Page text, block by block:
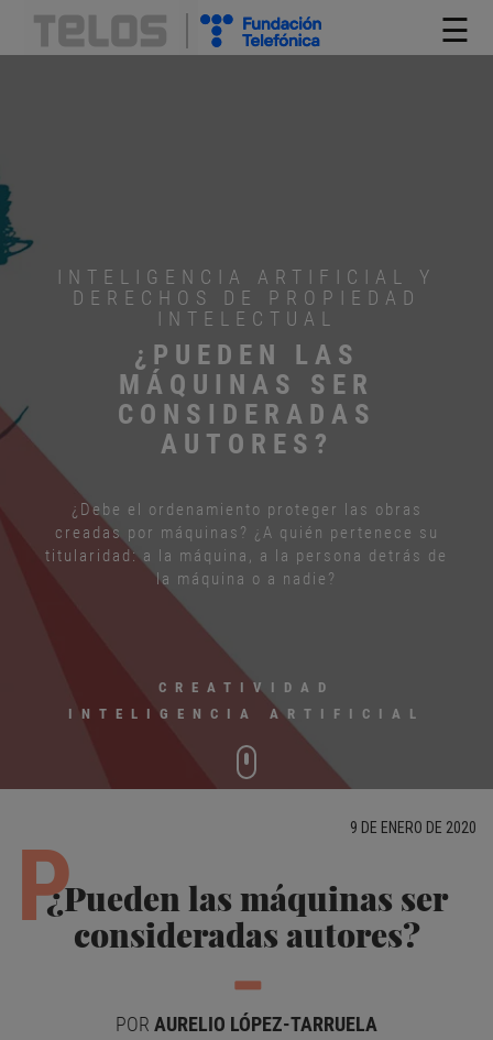
☰
INTELIGENCIA ARTIFICIAL Y
DERECHOS DE PROPIEDAD
INTELECTUAL
¿PUEDEN LAS
MÁQUINAS SER
CONSIDERADAS
AUTORES?
¿Debe el ordenamiento proteger las obras
creadas por máquinas? ¿A quién pertenece su
titularidad: a la máquina, a la persona detrás de
la máquina o a nadie?
CREATIVIDAD
INTELIGENCIA ARTIFICIAL
9 DE ENERO DE 2020
P¿Pueden las máquinas ser
consideradas autores?
POR AURELIO LÓPEZ-TARRUELA